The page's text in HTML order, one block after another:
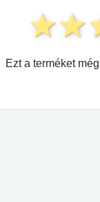
Ezt a terméket még